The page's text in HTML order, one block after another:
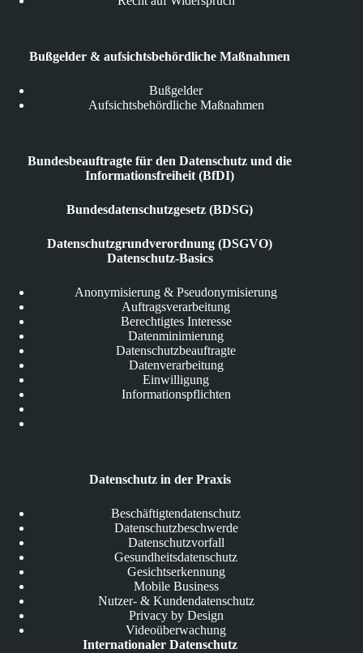
Bußgelder & aufsichtsbehördliche Maßnahmen
Bußgelder
Aufsichtsbehördliche Maßnahmen
Bundesbeauftragte für den Datenschutz und die
Informationsfreiheit (BfDI)
Bundesdatenschutzgesetz (BDSG)
Datenschutzgrundverordnung (DSGVO)
Datenschutz-Basics
Anonymisierung & Pseudonymisierung
Auftragsverarbeitung
Berechtigtes Interesse
Datenminimierung
Datenschutzbeauftragte
Datenverarbeitung
Einwilligung
Informationspflichten
Datenschutz in der Praxis
Beschäftigtendatenschutz
Datenschutzbeschwerde
Datenschutzvorfall
Gesundheitsdatenschutz
Gesichtserkennung
Mobile Business
Nutzer- & Kundendatenschutz
Privacy by Design
Videoüberwachung
Internationaler Datenschutz